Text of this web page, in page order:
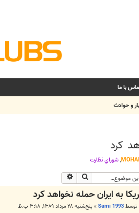
با ما
و حوادث
کرد
,شوراي نظارت
جستجو
به ایران حمله نخواهد کرد
توسطSami 1993
» پنج‌شنبه ۲۸ مرداد ۱۳۸۹, ۳:۱۸ ب.ظ